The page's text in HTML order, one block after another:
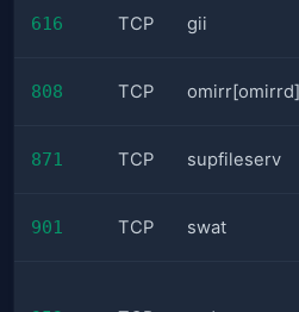
616 TCP gii
808 TCP omirr[omirrd]
871 TCP supfileserv
901 TCP swat